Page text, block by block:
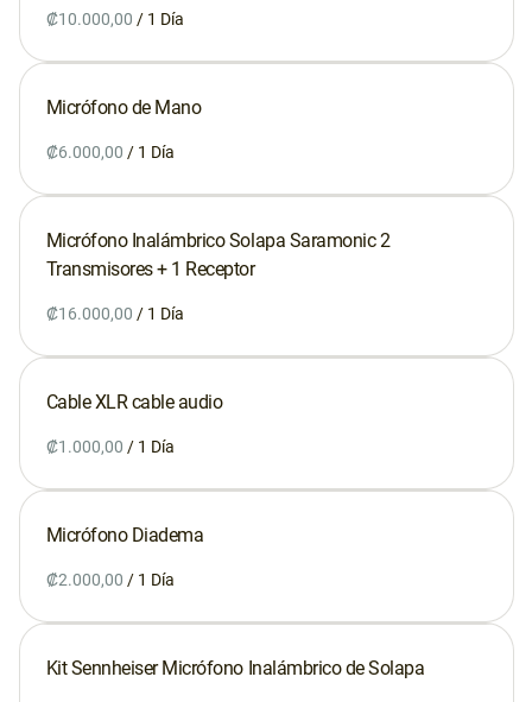
Servicios
Taller
¡Se vende!
Contacto
Google Maps
Waze
Whatsapp
Contacto
/
Micrófono de Mano
/
Micrófono Inalámbrico Solapa Saramonic 2
Transmisores + 1 Receptor
/
Cable XLR cable audio
/
Micrófono Diadema
/
Kit Sennheiser Micrófono Inalámbrico de Solapa